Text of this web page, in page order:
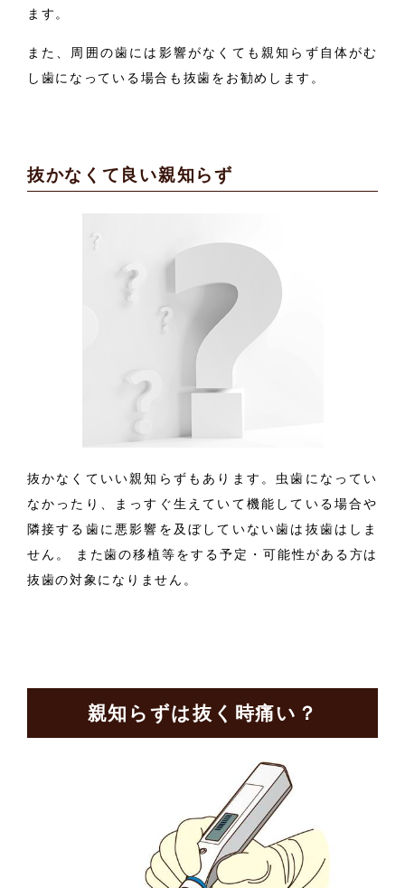
ます。
また、周囲の歯には影響がなくても親知らず自体がむ
し歯になっている場合も抜歯をお勧めします。
抜かなくて良い親知らず
抜かなくていい親知らずもあります。虫歯になってい
なかったり、まっすぐ生えていて機能している場合や
隣接する歯に悪影響を及ぼしていない歯は抜歯はしま
せん。 また歯の移植等をする予定・可能性がある方は
抜歯の対象になりません。
親知らずは抜く時痛い？